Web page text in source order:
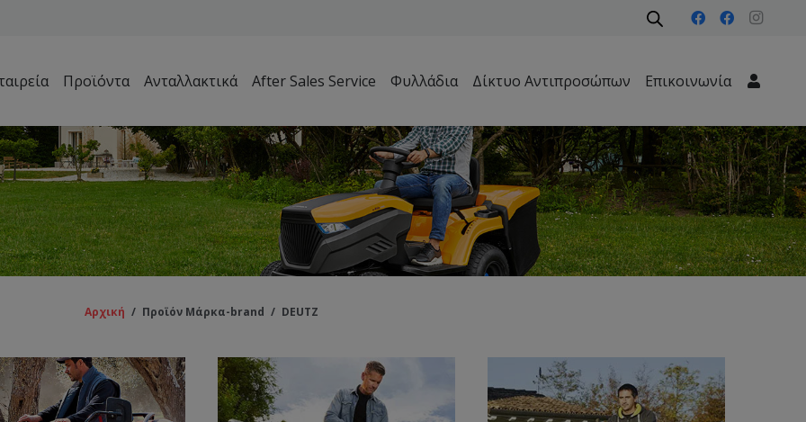
Προϊόντα Ανταλλακτικά After Sales Service Φυλλάδια Δίκτυο Αντιπροσώπων Επικοινωνία
Αρχική / Προϊόν Μάρκα-brand / DEUTZ